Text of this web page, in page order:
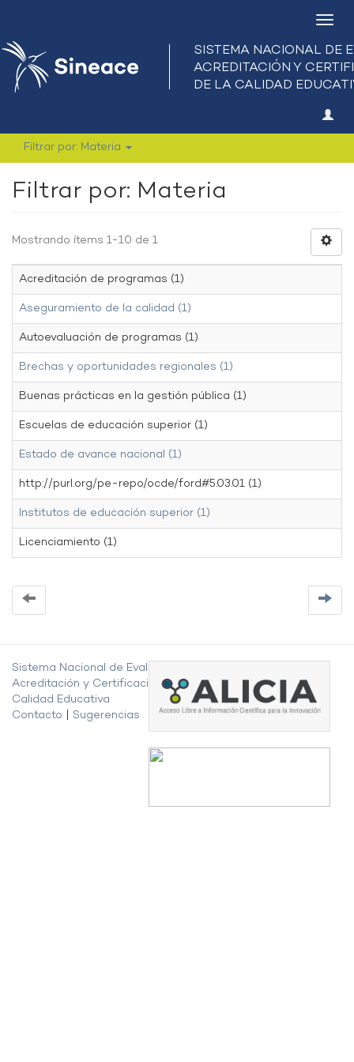
Filtrar por: Materia
Filtrar por: Materia
Mostrando ítems 1-10 de 1
Acreditación de programas (1)
Aseguramiento de la calidad (1)
Autoevaluación de programas (1)
Brechas y oportunidades regionales (1)
Buenas prácticas en la gestión pública (1)
Escuelas de educación superior (1)
Estado de avance nacional (1)
http://purl.org/pe-repo/ocde/ford#5.03.01 (1)
Institutos de educación superior (1)
Licenciamiento (1)
Sistema Nacional de Evaluación,
Acreditación y Certificación de la
Calidad Educativa
Contacto
Sugerencias